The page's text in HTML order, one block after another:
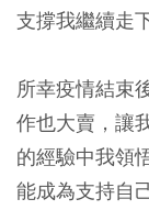
支撐我繼續走
所幸疫情結束
作也大賣，讓
的經驗中我領
能成為支持自